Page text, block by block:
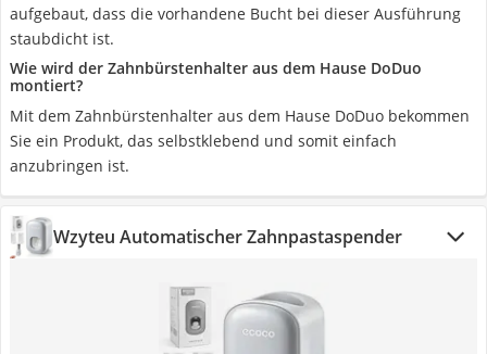
aufgebaut, dass die vorhandene Bucht bei dieser Ausführung
staubdicht ist.
Wie wird der Zahnbürstenhalter aus dem Hause DoDuo
montiert?
Mit dem Zahnbürstenhalter aus dem Hause DoDuo bekommen
Sie ein Produkt, das selbstklebend und somit einfach
anzubringen ist.
Wzyteu Automatischer Zahnpastaspender